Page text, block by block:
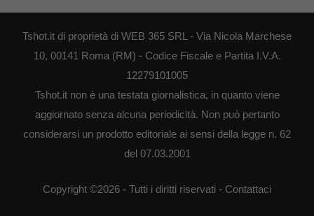
Tshot.it di proprietà di WEB 365 SRL - Via Nicola Marchese
10, 00141 Roma (RM) - Codice Fiscale e Partita I.V.A.
12279101005
Tshot.it non è una testata giornalistica, in quanto viene
aggiornato senza alcuna periodicità. Non può pertanto
considerarsi un prodotto editoriale ai sensi della legge n. 62
del 07.03.2001
Copyright ©2026 - Tutti i diritti riservati - Contattaci